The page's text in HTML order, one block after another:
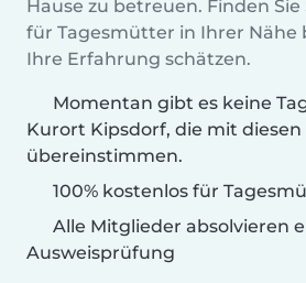
Hause zu betreuen. Finden
für Tagesmütter in Ihrer Nähe
Ihre Erfahrung schätzen.
Momentan gibt es keine
Kurort Kipsdorf, die mit
übereinstimmen.
100% kostenlos für
Alle Mitglieder absolvieren
Ausweisprüfung